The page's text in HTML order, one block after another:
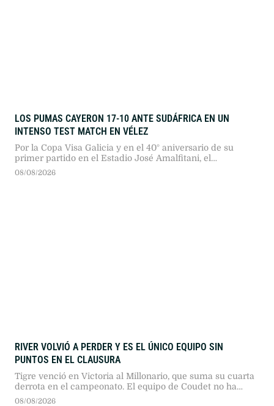
LOS PUMAS CAYERON 17-10 ANTE SUDÁFRICA EN UN
INTENSO TEST MATCH EN VÉLEZ
Por la Copa Visa Galicia y en el 40° aniversario de su
primer partido en el Estadio José Amalfitani, el
seleccionado argentino dio pelea ante los bicampeones
08/08/2026
RIVER VOLVIÓ A PERDER Y ES EL ÚNICO EQUIPO SIN
PUNTOS EN EL CLAUSURA
Tigre venció en Victoria al Millonario, que suma su cuarta
derrota en el campeonato. El equipo de Coudet no ha
podido marcar goles desde que comenzó el torneo.
08/08/2026